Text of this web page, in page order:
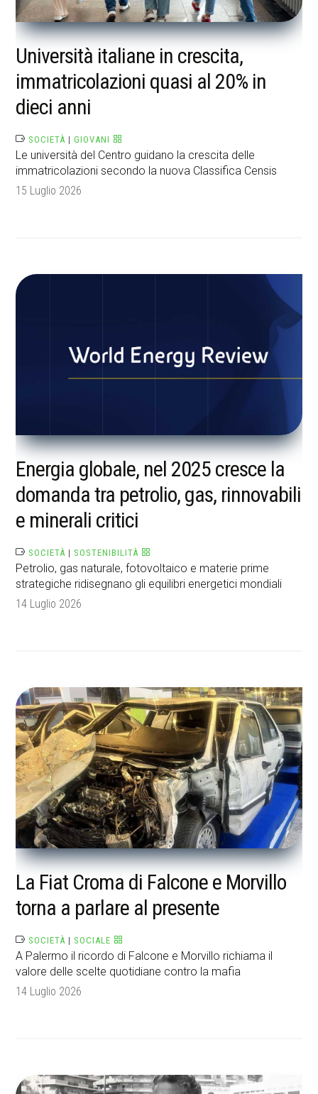
Università italiane in crescita,
immatricolazioni quasi al 20% in
dieci anni
SOCIETÀ |GIOVANI
Le università del Centro guidano la crescita delle
immatricolazioni secondo la nuova Classifica Censis
15 Luglio 2026
Energia globale, nel 2025 cresce la
domanda tra petrolio, gas, rinnovabili
e minerali critici
SOCIETÀ | SOSTENIBILITÀ
Petrolio, gas naturale, fotovoltaico e materie prime
strategiche ridisegnano gli equilibri energetici mondiali
14 Luglio 2026
La Fiat Croma di Falcone e Morvillo
torna a parlare al presente
SOCIETÀ | SOCIALE
A Palermo il ricordo di Falcone e Morvillo richiama il
valore delle scelte quotidiane contro la mafia
14 Luglio 2026